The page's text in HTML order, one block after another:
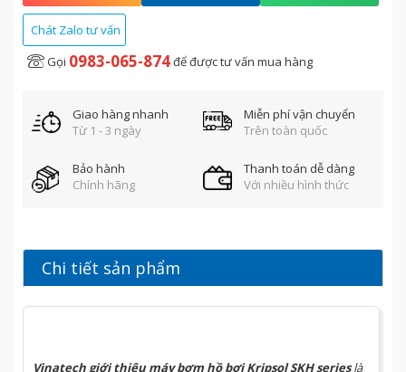
Chát Zalo tư vấn
Gọi 0983-065-874để được tư vấn mua hàng
Giao hàng nhanh
Từ 1 - 3 ngày
Miễn phí vận chuyển
Trên toàn quốc
Bảo hành
Chính hãng
Thanh toán dễ dàng
Với nhiều hình thức
Chi tiết sản phẩm
Vinatech giới thiệumáy bơm hồbơiKripsolSKH serieslà